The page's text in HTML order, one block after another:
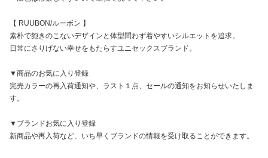
【 RUUBON/ルーボン 】
素朴で飽きのこないデザインと体型問わず着やすいシルエットを追求。
日常にさりげない幸せをもたらすユニセックスブランド。
▼商品のお気に入り登録
完売カラーの再入荷通知や、ラスト１点、セールの通知をお知らせいたしま
す。
▼ブランドお気に入り登録
新商品や再入荷など、いち早くブランドの情報を受け取ることができます。